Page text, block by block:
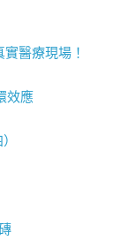
醫療現場！
效應